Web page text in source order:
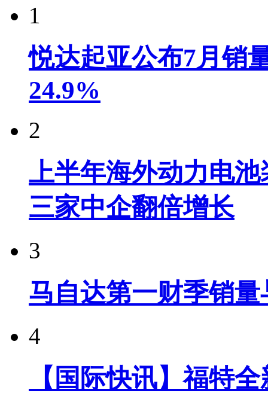
1
悦达起亚公布7月销
24.9%
2
上半年海外动力电
三家中企翻倍增长
3
马自达第一财季销
4
【国际快讯】福特